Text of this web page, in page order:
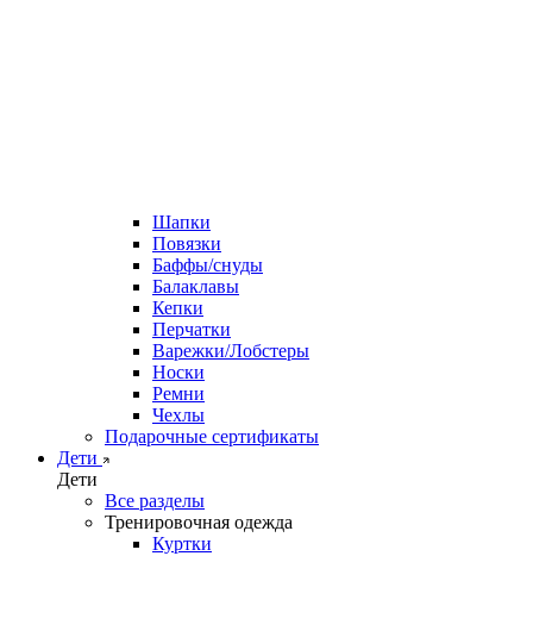
Шапки
Повязки
Баффы/снуды
Балаклавы
Кепки
Перчатки
Варежки/Лобстеры
Носки
Ремни
Чехлы
Подарочные сертификаты
Дети
Дети
Все разделы
Тренировочная одежда
Куртки